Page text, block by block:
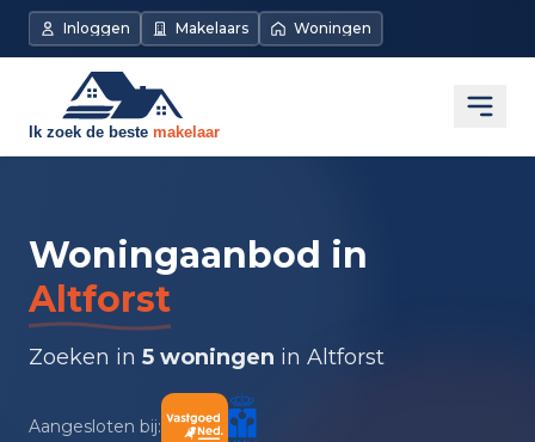
Inloggen Makelaars Woningen
Woningaanbod in
Altforst
Zoeken in 5 woningen in Altforst
Aangesloten bij: